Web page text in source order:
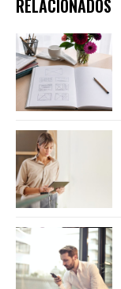
RELACIONADOS